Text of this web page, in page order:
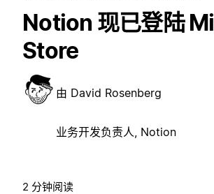
Notion 现已登陆
Store
由 David Rosenberg
业务开发负责人, Notion
2 分钟阅读